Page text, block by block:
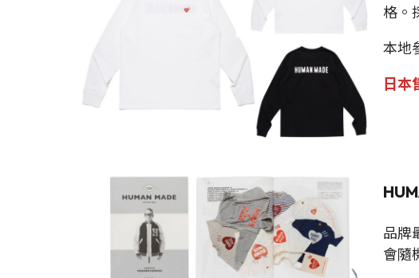
格。
本地
日本
品牌
會隨